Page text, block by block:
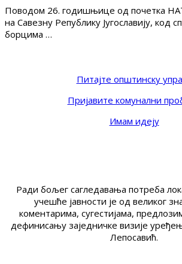
Поводом 26. годишњице од почетка
на Савезну Републику Југославију, код
борцима …
Питајте општинску
Пријавите комунални
Имам идеју
Ради бољег сагледавања потреба
учешће јавности је од великог
коментарима, сугестијама,
дефинисању заједничке визије
Лепосавић.